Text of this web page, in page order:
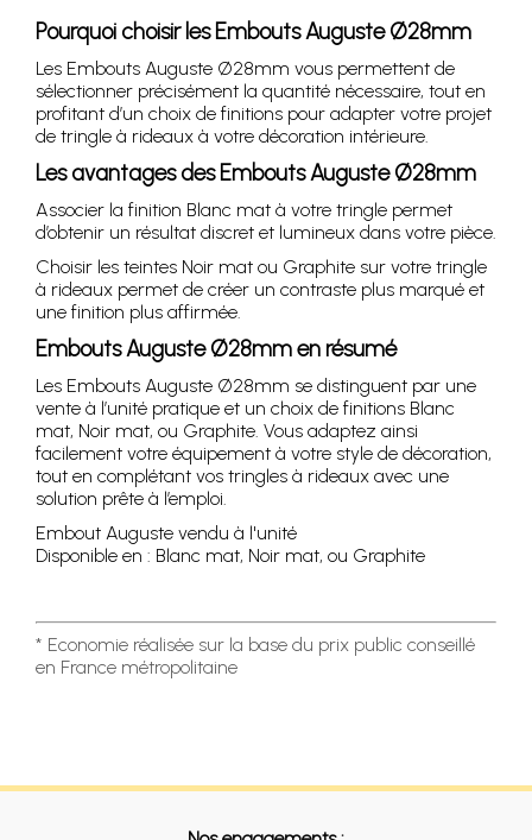
Pourquoi choisir les Embouts Auguste Ø28mm
Les Embouts Auguste Ø28mm vous permettent de
sélectionner précisément la quantité nécessaire, tout en
profitant d’un choix de finitions pour adapter votre projet
de tringle à rideaux à votre décoration intérieure.
Les avantages des Embouts Auguste Ø28mm
Associer la finition Blanc mat à votre tringle permet
d’obtenir un résultat discret et lumineux dans votre pièce.
Choisir les teintes Noir mat ou Graphite sur votre tringle
à rideaux permet de créer un contraste plus marqué et
une finition plus affirmée.
Embouts Auguste Ø28mm en résumé
Les Embouts Auguste Ø28mm se distinguent par une
vente à l’unité pratique et un choix de finitions Blanc
mat, Noir mat, ou Graphite. Vous adaptez ainsi
facilement votre équipement à votre style de décoration,
tout en complétant vos tringles à rideaux avec une
solution prête à l’emploi.
Embout Auguste vendu à l'unité
Disponible en : Blanc mat, Noir mat, ou Graphite
* Economie réalisée sur la base du prix public conseillé
en France métropolitaine